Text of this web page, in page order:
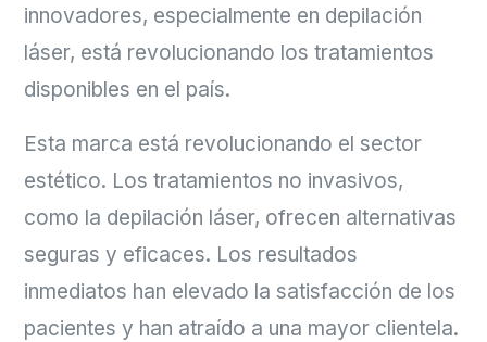
innovadores, especialmente en depilación
láser, está revolucionando los tratamientos
disponibles en el país.
Esta marca está revolucionando el sector
estético. Los tratamientos no invasivos,
como la depilación láser, ofrecen alternativas
seguras y eficaces. Los resultados
inmediatos han elevado la satisfacción de los
pacientes y han atraído a una mayor clientela.